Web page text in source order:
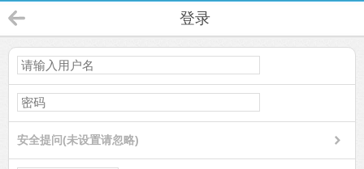
登录
安全提问(未设置请忽略)